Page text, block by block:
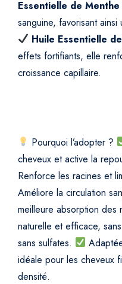
Essentielle de
sanguine, favorisant
Huile Essentielle
effets fortifiants, elle
croissance capillaire.
Pourquoi l’adopter ?
cheveux et active la
Renforce les racines et
Améliore la circulation
meilleure absorption des
naturelle et efficace,
sans sulfates.
idéale pour les cheveux
densité.